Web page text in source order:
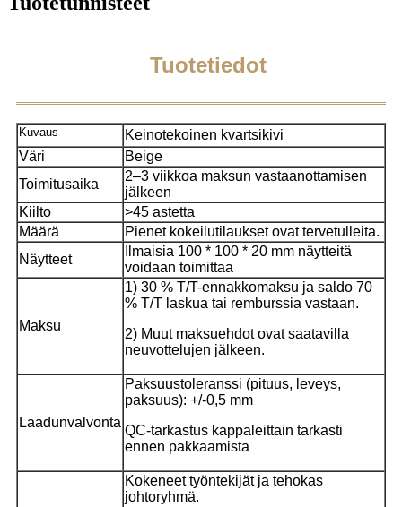
Tuotetiedot
Kuvaus
Keinotekoinen kvartsikivi
Väri
Beige
Toimitusaika
2–3 viikkoa maksun vastaanottamisen
jälkeen
Kiilto
>45 astetta
Määrä
Pienet kokeilutilaukset ovat tervetulleita.
Näytteet
Ilmaisia ​​100 * 100 * 20 mm näytteitä
voidaan toimittaa
Maksu
1) 30 % T/T-ennakkomaksu ja saldo 70
% T/T laskua tai remburssia vastaan.
2) Muut maksuehdot ovat saatavilla
neuvottelujen jälkeen.
Laadunvalvonta
Paksuustoleranssi (pituus, leveys,
paksuus): +/-0,5 mm
QC-tarkastus kappaleittain tarkasti
ennen pakkaamista
Kokeneet työntekijät ja tehokas
johtoryhmä.